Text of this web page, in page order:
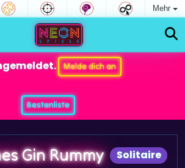
Mehr
Melde dich an
Bestenliste
Solitaire
Gin Rummy